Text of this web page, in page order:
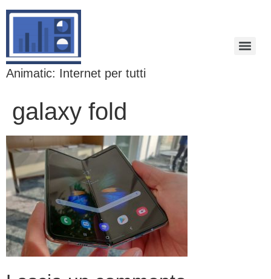
Animatic: Internet per tutti
galaxy fold